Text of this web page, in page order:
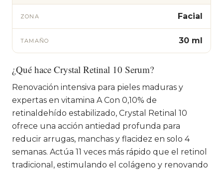
ZONA Facial
TAMAÑO 30 ml
¿Qué hace Crystal Retinal 10 Serum?
Renovación intensiva para pieles maduras y
expertas en vitamina A Con 0,10% de
retinaldehído estabilizado, Crystal Retinal 10
ofrece una acción antiedad profunda para
reducir arrugas, manchas y flacidez en solo 4
semanas. Actúa 11 veces más rápido que el retinol
tradicional, estimulando el colágeno y renovando